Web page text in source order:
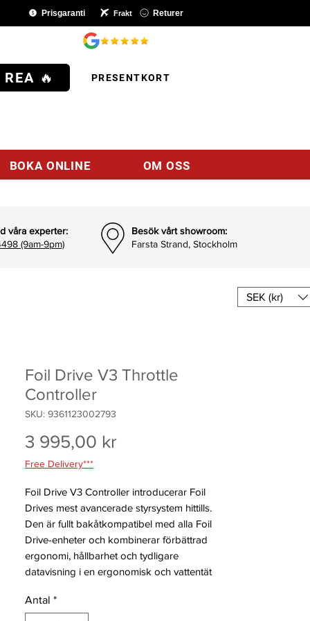
Frakt
Prisgaranti Returer
REA 🔥 PRESENTKORT
BOKA ONLINE OM OSS
våra experter:
(9am-9pm)
Besök vårt showroom:
Farsta Strand, Stockholm
Foil Drive V3 Throttle
Controller
SKU: 9361123002793
3 995,00 kr
Free Delivery***
Foil Drive V3 Controller introducerar Foil
Drives mest avancerade styrsystem hittills.
Den är fullt bakåtkompatibel med alla Foil
Drive-enheter och kombinerar förbättrad
ergonomi, hållbarhet och tydligare
datavisning i en ergonomisk och vattentät
Användaren kan köra i traditionellt gasläge
Antal *
SEK (kr)